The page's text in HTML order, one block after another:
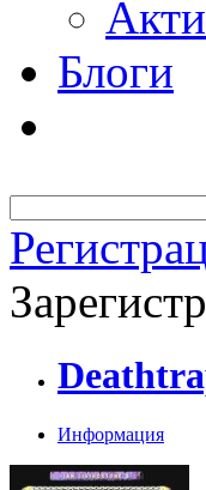
Блоги
Информация